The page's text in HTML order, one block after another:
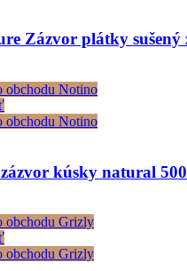
Zázvor plátky sušený
obchodu Notino
obchodu Notino
kúsky natural
obchodu Grizly
obchodu Grizly